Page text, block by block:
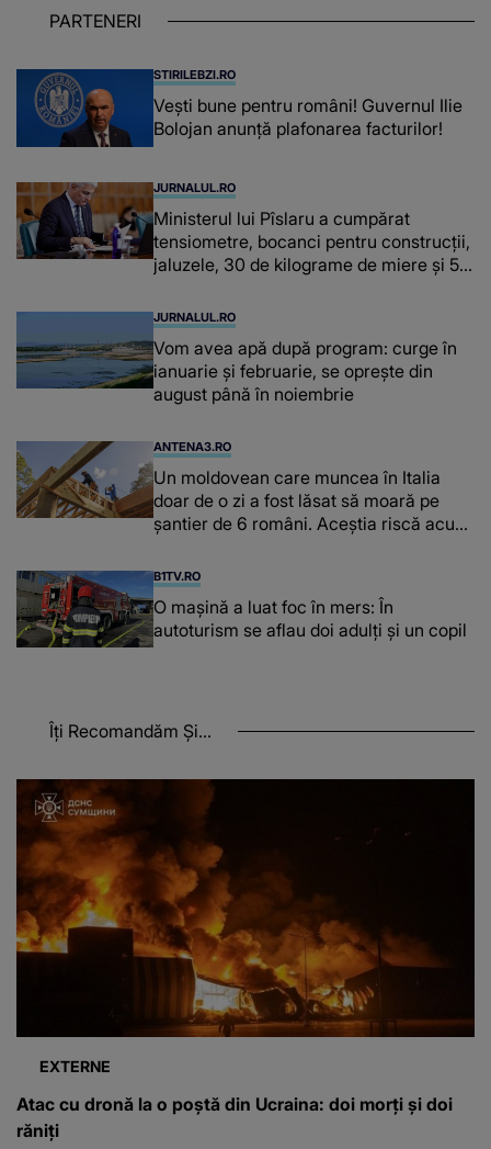
chiar și după trecerea anilor: "De
PARTENERI
STIRILEBZI.RO
Vești bune pentru români! Guvernul Ilie
Bolojan anunță plafonarea facturilor!
JURNALUL.RO
Ministerul lui Pîslaru a cumpărat
tensiometre, bocanci pentru construcții,
jaluzele, 30 de kilograme de miere și 50
JURNALUL.RO
Vom avea apă după program: curge în
ianuarie și februarie, se oprește din
august până în noiembrie
ANTENA3.RO
Un moldovean care muncea în Italia
doar de o zi a fost lăsat să moară pe
şantier de 6 români. Aceștia riscă acum
B1TV.RO
O maşină a luat foc în mers: În
autoturism se aflau doi adulți și un copil
Îți Recomandăm Și...
EXTERNE
Atac cu dronă la o poștă din Ucraina: doi morți și doi
răniți